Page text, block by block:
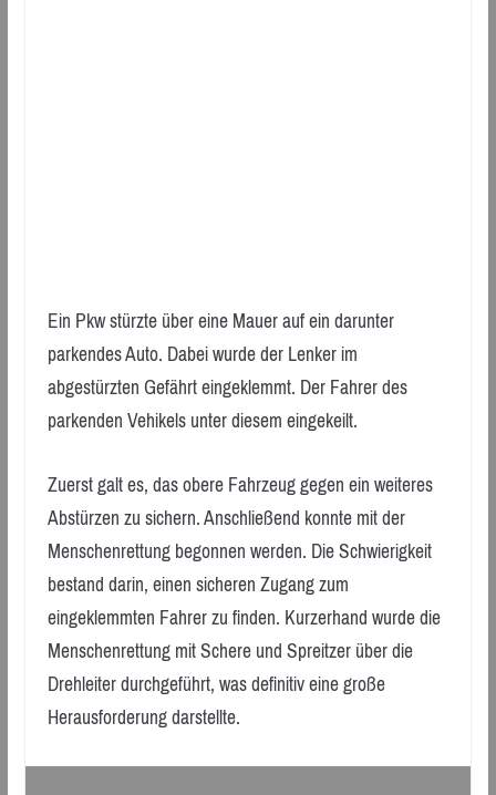
Ein Pkw stürzte über eine Mauer auf ein darunter
parkendes Auto. Dabei wurde der Lenker im
abgestürzten Gefährt eingeklemmt. Der Fahrer des
parkenden Vehikels unter diesem eingekeilt.
Zuerst galt es, das obere Fahrzeug gegen ein weiteres
Abstürzen zu sichern. Anschließend konnte mit der
Menschenrettung begonnen werden. Die Schwierigkeit
bestand darin, einen sicheren Zugang zum
eingeklemmten Fahrer zu finden. Kurzerhand wurde die
Menschenrettung mit Schere und Spreitzer über die
Drehleiter durchgeführt, was definitiv eine große
Herausforderung darstellte.